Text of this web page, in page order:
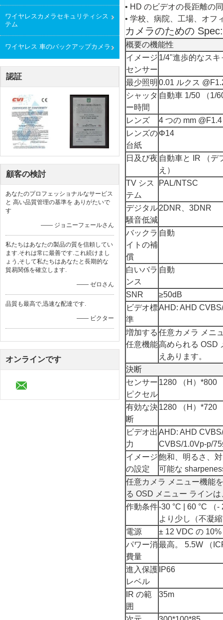
ワイヤレスカメラセキュリティシス
テム
ワイヤレス 車のバックアップカメラ
認証
顧客の検討
あなたのプロフェッショナルなサービス
と 高い品質管理の基準を ありがたいで
す
—— ジョニーフェールさん
私たちはあなたの製品の質を信頼してい
ます.それは常に最善です.これ続けまし
ょう,そして私たちはあなたと長期的な
貿易関係を確立します.
—— ゼロさん
品質も最高で,迅速な配達です.
—— ビクター
オンラインです
• HD のビデオの長距離の
• 学校、病院、工場、オフ
カメラのための Spec:
概要の機能性
イメージ
センサー
1/4"進歩的なスキ
最少照明 0.01 ルクス
シャッタ
ー時間
自動車 1/50 （1/
レンズ
4 つの mm
レンズの
台紙
Φ14
日及び夜 自動車と IR （デ
え）
TV シス
テム
PAL/NTSC
デジタル
騒音低減
2DNR、3DNR
バックラ
イトの補
償
自動
白いバラ
ンス
自動
SNR
≥50dB
ビデオ標
準
AHD: AHD
増加する
任意機能
任意カメラ メニ
高められる OSD
えあります。
決断
センサー
ピクセル
1280 （H）*800
有効な決
断
1280 （H）*720
ビデオ出
力
AHD: AHD
CVBS/1.0Vp-p/
イメージ
の設定
飽和、明るさ、
可能な
任意カメラ メニュー機能
る OSD メニュー ライン
作動条件-30 °C | 60 °C （
より少し（不凝
電源
± 12 VDC の 10%
パワー消
費量
最高。 5.5W （
進入保護
レベル
IP66
IR の範
囲
35m